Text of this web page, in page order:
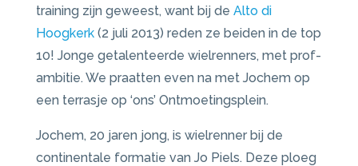
training zijn geweest, want bij de Alto di
Hoogkerk(2 juli 2013) reden ze beiden in de top
10! Jonge getalenteerde wielrenners, met prof-
ambitie. We praatten even na met Jochem op
een terrasje op ‘ons’ Ontmoetingsplein.
Jochem, 20 jaren jong, is wielrenner bij de
continentale formatie van Jo Piels. Deze ploeg